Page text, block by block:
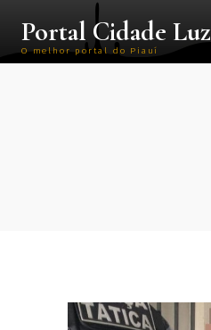
Portal Cidade Luz
O melhor portal do Piauí